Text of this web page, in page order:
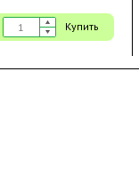
Купить